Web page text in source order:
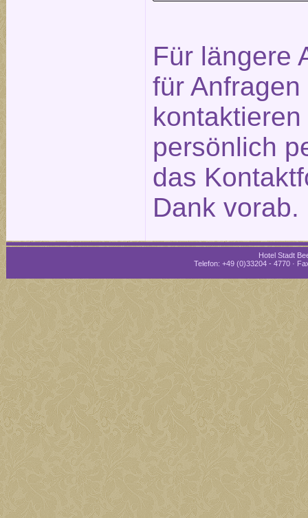
Für längere
für
persönlich
das
Dank vorab.
Hotel Stadt
Telefon: +49 (0)33204 - 4770 ·